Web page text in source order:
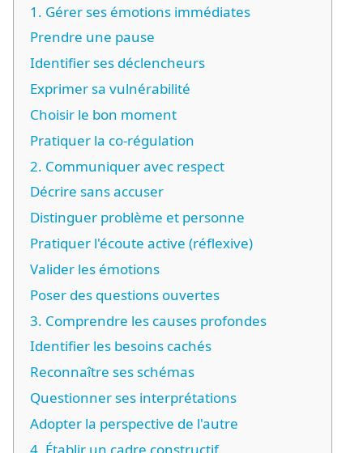
1. Gérer ses émotions immédiates
Prendre une pause
Identifier ses déclencheurs
Exprimer sa vulnérabilité
Choisir le bon moment
Pratiquer la co-régulation
2. Communiquer avec respect
Décrire sans accuser
Distinguer problème et personne
Pratiquer l'écoute active (réflexive)
Valider les émotions
Poser des questions ouvertes
3. Comprendre les causes profondes
Identifier les besoins cachés
Reconnaître ses schémas
Questionner ses interprétations
Adopter la perspective de l'autre